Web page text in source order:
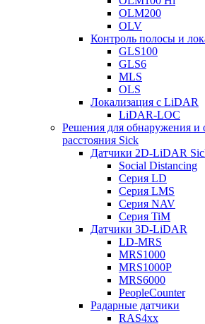
OLM200
OLV
Контроль полосы и
GLS100
GLS6
MLS
OLS
Локализация с LiDAR
LiDAR-LOC
Решения для обнаружения и
расстояния Sick
Датчики 2D-LiDAR
Social Distancing
Серия LD
Серия LMS
Серия NAV
Серия TiM
Датчики 3D-LiDAR
LD-MRS
MRS1000
MRS1000P
MRS6000
PeopleCounter
Радарные датчики
RAS4xx